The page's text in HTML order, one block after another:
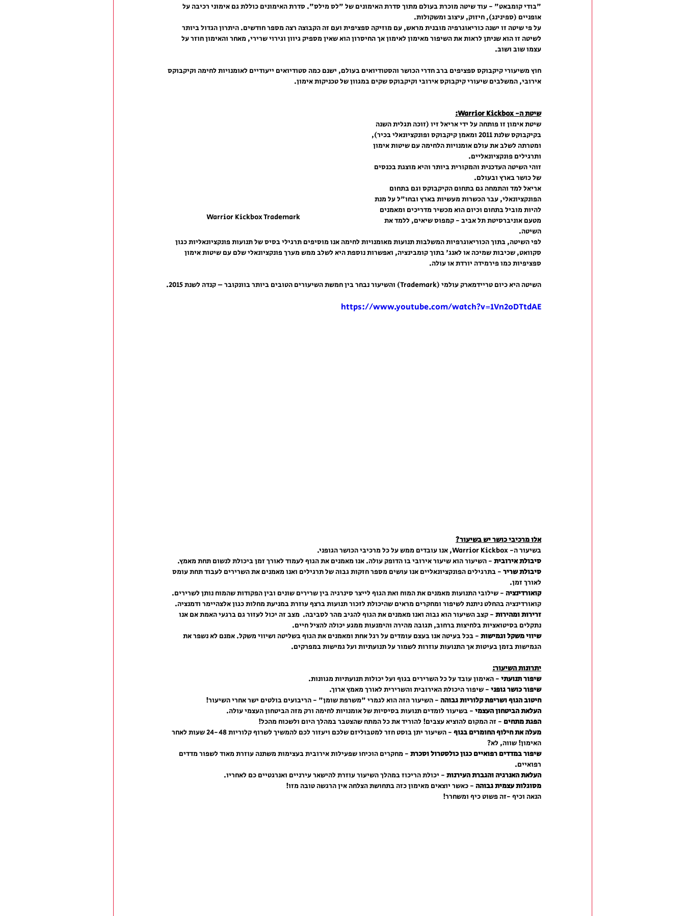
"בודי קומבאט" - עוד שיטה מוכרת בעולם מתוך סדרת האימונים של "לס מילס". סדרת האימונים כוללת גם אימוני רכיבה על
אופניים (ספינינג), חיזוק, עיצוב ומשקולות.
על פי שיטה זו ישנה כוריאוגרפיה מובנית מראש, עם מוזיקה ספציפית ועם זה הקבוצה רצה מספר חודשים. היתרון הגדול ביותר
לשיטה זו הוא שניתן לראות את השיפור מאימון לאימון אך החיסרון הוא שאין מספיק גיוון וגירוי שרירי, מאחר והאימון חוזר על
עצמו שוב ושוב.
חוץ משיעורי קיקבוקס ספציפים ברב חדרי הכושר והסטודיואים בעולם, ישנם כמה סטודיואים ייעודיים לאומנויות לחימה וקיקבוקס
אירובי, המשלבים שיעורי קיקבוקס אירובי וקיקבוקס שקים במגוון של טכניקות אימון.
Warrior Kickbox Trademark
שיטת ה- Warrior Kickbox:
שיטת אימון זו פותחה על ידי אריאל זיו (זוכה תגלית השנה
בקיקבוקס שלנת 2011 ומאמן קיקבוקס ופונקציונאלי בכיר),
ומטרתה לשלב את עולם אומנויות הלחימה עם שיטות אימון
ותרגילים פונקציונאליים.
זוהי השיטה העדכנית והמקורית ביותר והיא מוצגת בכנסים
של כושר בארץ ובעולם.
אריאל למד והתמחה גם בתחום הקיקבוקס וגם בתחום
הפונקציונאלי, עבר הכשרות מעשיות בארץ ובחו"ל על מנת
להיות מוביל בתחום וכיום הוא מכשיר מדריכים ומאמנים
מטעם אוניברסיטת תל אביב - קמפוס שיאים, ללמד את
השיטה.
לפי השיטה, בתוך הכוריאוגרפיות המשלבות תנועות מאומנויות לחימה אנו מוסיפים תרגילי בסיס של תנועות פונקציונאליות כגון
סקוואט, שכיבות שמיכה או לאנג' בתוך קומבינציה, ואפשרות נוספת היא לשלב ממש מערך פונקציונאלי שלם עם שיטות אימון
ספציפיות כמו פירמידה יורדת או עולה.
השיטה היא כיום טריידמארק עולמי (Trademark) והשיעור נבחר בין חמשת השיעורים הטובים ביותר בוונקובר – קנדה לשנת 2015.
https://www.youtube.com/watch?v=1Vn2oDTtdAE
אלו מרכיבי כושר יש בשיעור?
בשיעור ה- Warrior Kickbox, אנו עובדים ממש על כל מרכיבי הכושר הגופני.
סיבולת אירובית - השיעור הוא שיעור אירובי בו הדופק עולה. אנו מאמנים את הגוף לעמוד לאורך זמן ביכולת לנשום תחת מאמץ.
סיבולת שריר - בתרגילים הפונקציונאליים אנו עושים מספר חזקות גבוה של תרגילים ואנו מאמנים את השרירים לעבוד תחת עומס
לאורך זמן.
קואורדינציה - שילובי התנועות מאמנים את המוח ואת הגוף לייצר סינרגיה בין שרירים שונים ובין הפקודות שהמוח נותן לשרירים.
קואורדינציה בהחלט ניתנת לשיפור ומחקרים מראים שהיכולת לזכור תנועות ברצף עוזרת במניעת מחלות כגון אלצהיימר ודמנציה.
זרירות ומהירות - קצב השיעור הוא גבוה ואנו מאמנים את הגוף להגיב מהר לסביבה.  מצב זה יכול לעזור גם ברגעי האמת אם אנו
נתקלים בסיטואציות בלחיצות ברחוב, תגובה מהירה והימנעות ממגע יכולה להציל חיים.
שיווי משקל וגמישות - בכל בעיטה אנו בעצם עומדים על רגל אחת ומאמנים את הגוף בשליטה ושיווי משקל. אמנם לא נשפר את
הגמישות בזמן בעיטות אך התנועות עוזרות לשמור על תנועתיות ועל גמישות במפרקים.
יתרונות השיעור:
שיפור תנועתי - האימון עובד על כל השרירים בגוף ועל יכולות תנועתיות מגוונות.
שיפור כושר גופני - שיפור היכולת האירובית והשרירית לאורך מאמץ ארוך.
חיטוב הגוף ושריפת קלוריות גבוהה - השיעור הזה הוא לגמרי "משרפת שומן" - הריבועים בולטים ישר אחרי השיעור!
העלאת הביטחון העצמי - בשיעור לומדים תנועות בסיסיות של אומנויות לחימה ורק מזה הביטחון העצמי עולה.
הפגת מתחים - זה המקום להוציא עצבים! להוריד את כל המתח שהצטבר במהלך היום ולשכוח מהכל!
מעלה את חילוף החומרים בגוף
- השיעור יתן בוסט חזר למטבוליזם שלכם ויעזור לכם להמשיך לשרוף קלוריות 24-48 שעות לאחר
האימון! שווה, לא?
שיפור במדדים רפואיים כגון כולסטרול וסכרת - מחקרים הוכיחו שפעילות אירובית בעצימות משתנה עוזרת מאוד לשפור מדדים
רפואיים.
העלאת האנרגיה והגברת העירנות - יכולת הריכוז במהלך השיעור עוזרת להישאר עירניים ואנרגטיים כם לאחריו.
מסוגלות עצמית גבוהה - כאשר יוצאים מאימון כזה בתחושת הצלחה אין הרגשה טובה מזו!
הנאה וכיף -זה פשוט כיף ומשחרר!